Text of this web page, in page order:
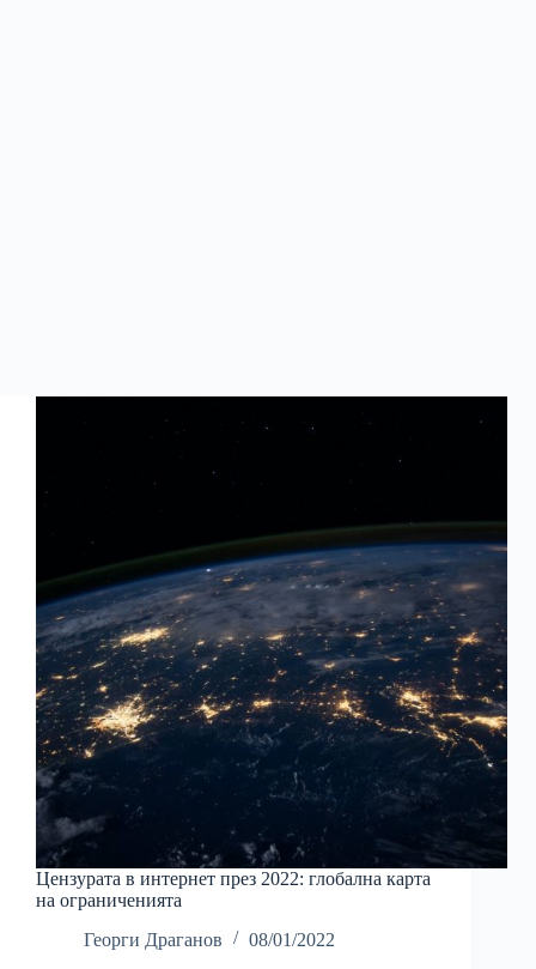
Цензурата в интернет през 2022: глобална карта
на ограниченията
Георги Драганов
08/01/2022